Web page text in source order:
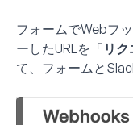
フォームでWebフ
ーしたURLを「 リク
て、フォームと